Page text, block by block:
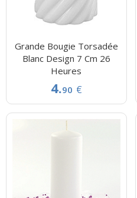
Grande Bougie Torsadée
Blanc Design 7 Cm 26
Heures
4.90 €